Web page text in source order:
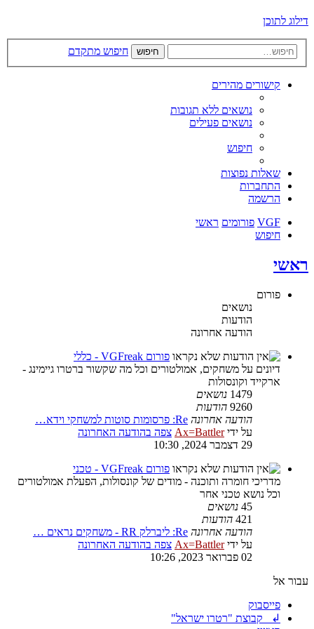
דילוג לתוכן
חיפוש חיפוש מתקדם
קישורים מהירים
נושאים ללא תגובות
נושאים פעילים
חיפוש
שאלות נפוצות
התחברות
הרשמה
VGF פורומים ראשי
חיפוש
ראשי
פורום
נושאים
הודעות
הודעה אחרונה
פורום VGFreak - כללי
דיונים על משחקים, אמולטורים וכל מה שקשור ברטרו גיימינג -
ארקייד וקונסולות
1479 נושאים
9260 הודעות
הודעה אחרונה Re: פרסומות סוטות למשחקי וידא…
על ידיAx=Battler צפה בהודעה האחרונה
29 דצמבר 2024, 10:30
פורום VGFreak - טכני
מדריכי חומרה ותוכנה - מודים של קונסולות, הפעלת אמולטורים
וכל נושא טכני אחר
45 נושאים
421 הודעות
הודעה אחרונה Re: ליברלק RR - משחקים נראים …
על ידיAx=Battler צפה בהודעה האחרונה
02 פברואר 2023, 10:26
עבור אל
פייסבוק
↲ קבוצת "רטרו ישראל"